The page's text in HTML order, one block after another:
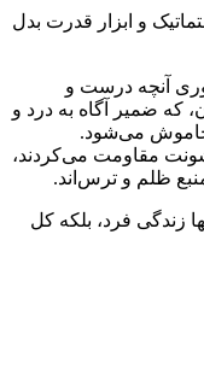
و ابزار قدرت بدل
آنچه درست و
ضمیر آگاه به درد و
خاموش می‌شود.
مقاومت می‌کردند،
ظلم و ترس‌اند.
زندگی فرد، بلکه کل